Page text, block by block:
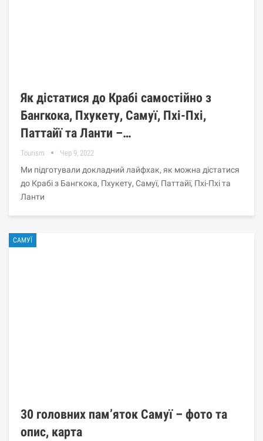
Як дістатися до Крабі самостійно з
Бангкока, Пхукету, Самуї, Пхі-Пхі,
Паттайї та Ланти –…
Tourism Чер 9, 2022
Ми підготували докладний лайфхак, як можна дістатися
до Крабі з Бангкока, Пхукету, Самуї, Паттайї, Пхі-Пхі та
Ланти
САМУЇ
30 головних пам’яток Самуї – фото та
опис, карта